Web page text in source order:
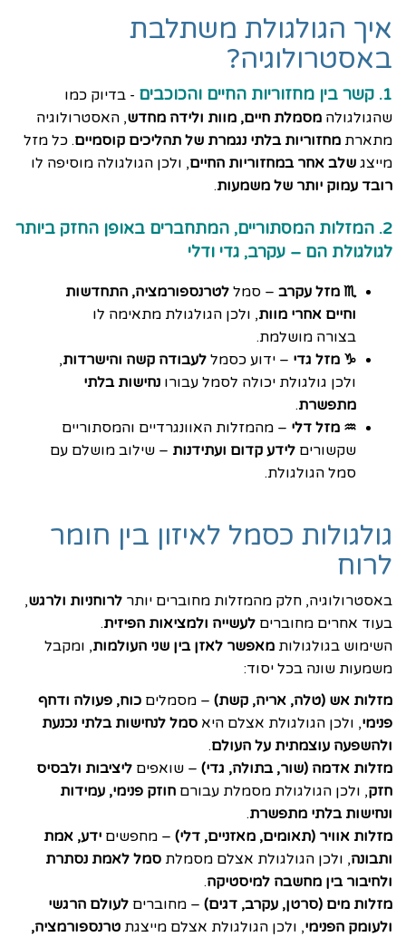
איך הגולגולת משתלבת
באסטרולוגיה?
1. קשר בין מחזוריות החיים והכוכבים - בדיוק כמו
שהגולגולה מסמלת חיים, מוות ולידה מחדש, האסטרולוגיה
מתארת מחזוריות בלתי נגמרת של תהליכים קוסמיים. כל מזל
מייצג שלב אחר במחזוריות החיים, ולכן הגולגולה מוסיפה לו
רובד עמוק יותר של משמעות.
2. המזלות המסתוריים, המתחברים באופן החזק ביותר
לגולגולת הם – עקרב, גדי ודלי
♏ מזל עקרב – סמל לטרנספורמציה, התחדשות
וחיים אחרי מוות, ולכן הגולגולת מתאימה לו
בצורה מושלמת.
♑ מזל גדי – ידוע כסמל לעבודה קשה והישרדות,
ולכן גולגולת יכולה לסמל עבורו נחישות בלתי
מתפשרת.
♒ מזל דלי – מהמזלות האוונגרדיים והמסתוריים
שקשורים לידע קדום ועתידנות – שילוב מושלם עם
סמל הגולגולת.
גולגולות כסמל לאיזון בין חומר
לרוח
באסטרולוגיה, חלק מהמזלות מחוברים יותר לרוחניות ולרגש,
בעוד אחרים מחוברים לעשייה ולמציאות הפיזית.
השימוש בגולגולות מאפשר לאזן בין שני העולמות, ומקבל
משמעות שונה בכל יסוד:
מזלות אש (טלה, אריה, קשת) – מסמלים כוח, פעולה ודחף
פנימי, ולכן הגולגולת אצלם היא סמל לנחישות בלתי נכנעת
ולהשפעה עוצמתית על העולם.
מזלות אדמה (שור, בתולה, גדי) – שואפים ליציבות ולבסיס
חזק, ולכן הגולגולת מסמלת עבורם חוזק פנימי, עמידות
ונחישות בלתי מתפשרת.
מזלות אוויר (תאומים, מאזניים, דלי) – מחפשים ידע, אמת
ותבונה, ולכן הגולגולת אצלם מסמלת סמל לאמת נסתרת
ולחיבור בין מחשבה למיסטיקה.
מזלות מים (סרטן, עקרב, דגים) – מחוברים לעולם הרגשי
ולעומק הפנימי, ולכן הגולגולת אצלם מייצגת טרנספורמציה,